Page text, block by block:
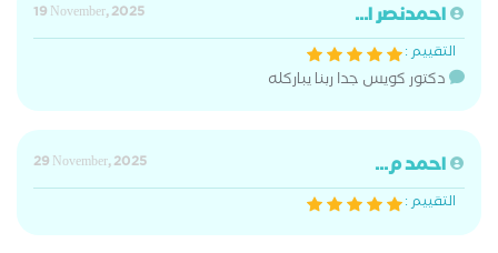
احمدنصر ا...
19 November, 2025
التقييم :
دكتور كويس جدا ربنا يباركله
احمد م...
29 November, 2025
التقييم :